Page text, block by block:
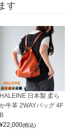
す
HALEINE 日本製 柔ら
か牛革 2WAYバッグ 4F
B
¥22,000(税込)